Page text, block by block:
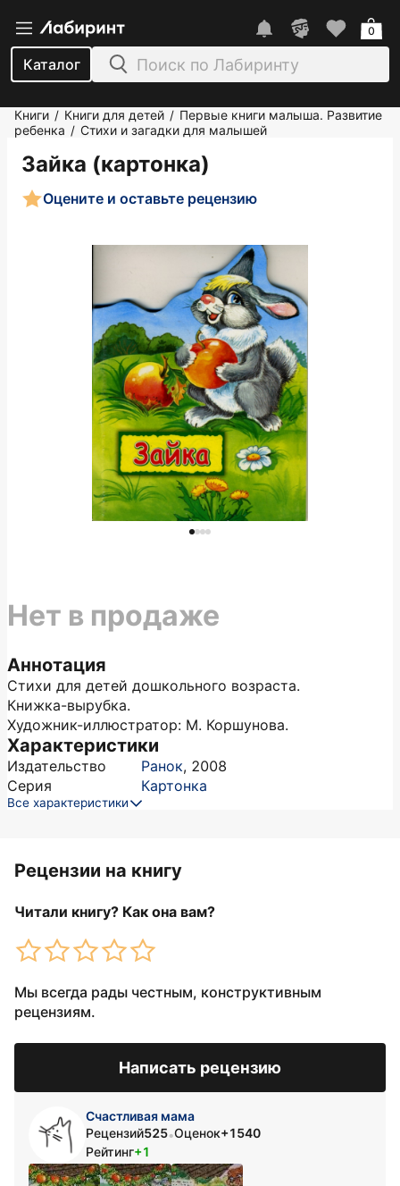
Каталог
0
Книги / Книги для детей / Первые книги малыша. Развитие
ребенка / Стихи и загадки для малышей
Зайка (картонка)
Оцените и оставьте рецензию
Аннотация
Стихи для детей дошкольного возраста.
Книжка-вырубка.
Художник-иллюстратор: М. Коршунова.
Характеристики
Издательство Ранок, 2008
Серия
Картонка
Все характеристики
Нет в продаже
Рецензии на книгу
Читали книгу? Как она вам?
Мы всегда рады честным, конструктивным
рецензиям.
Написать рецензию
Счастливая мама
Рецензий525•Оценок+1540
Рейтинг+1